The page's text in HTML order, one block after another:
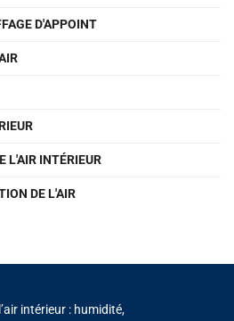
D'APPOINT
L'AIR INTÉRIEUR
DE L'AIR
intérieur : humidité,